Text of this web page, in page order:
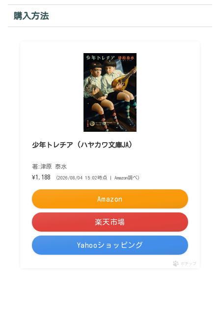
購入方法
少年トレチア (ハヤカワ文庫JA)
著:津原 泰水
¥1,188
（2026/08/04 15:02時点 | Amazon調べ）
Amazon
楽天市場
Yahooショッピング
ポチップ